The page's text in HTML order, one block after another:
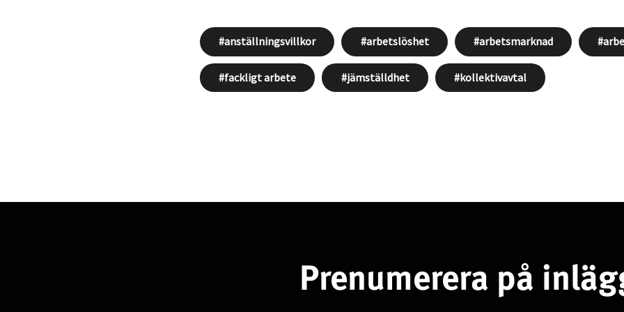
anställningsvillkor arbetslöshet arbetsmarknad
fackligt arbete jämställdhet kollektivavtal
Prenumerera på